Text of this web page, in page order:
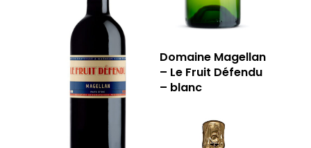
Domaine Magellan
– Le Fruit Défendu
– blanc